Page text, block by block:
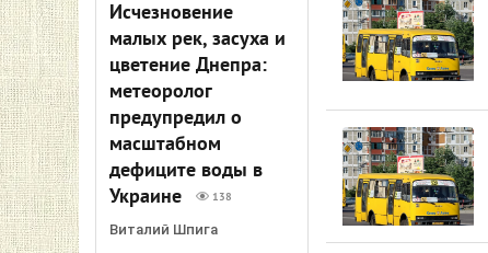
Исчезновение
малых рек, засуха и
цветение Днепра:
метеоролог
предупредил о
масштабном
дефиците воды в
Украине
138
Виталий Шпига